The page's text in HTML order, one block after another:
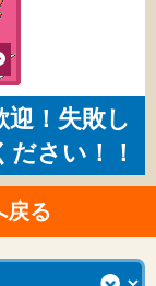
！失敗し
さい！！
戻る